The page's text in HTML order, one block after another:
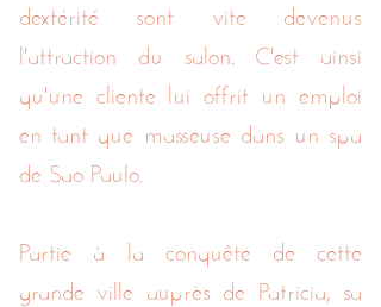
dextérité sont vite devenus
l'attraction du salon. C'est ainsi
qu'une cliente lui offrit un emploi
en tant que masseuse dans un spa
de Sao Paulo.
Partie à la conquête de cette
grande ville auprès de Patricia, sa